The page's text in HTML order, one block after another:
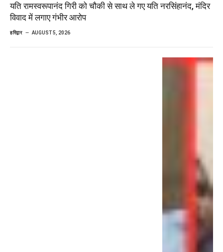
यति रामस्वरूपानंद गिरी को चौकी से साथ ले गए यति नरसिंहानंद, मंदिर
विवाद में लगाए गंभीर आरोप
हरिद्वार AUGUST 5, 2026